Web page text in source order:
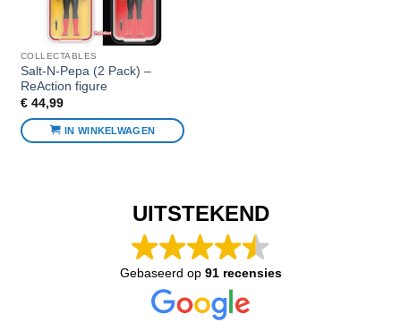
COLLECTABLES
Salt-N-Pepa (2 Pack) –
ReAction figure
€44,99
IN WINKELWAGEN
UITSTEKEND
Gebaseerd op 91 recensies